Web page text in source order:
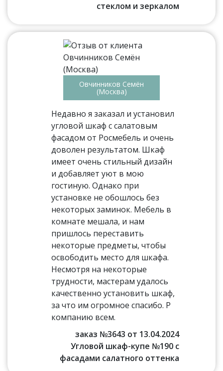
стеклом и зеркалом
Овчинников Семён
(Москва)
Недавно я заказал и установил
угловой шкаф с салатовым
фасадом от Росмебель и очень
доволен результатом. Шкаф
имеет очень стильный дизайн
и добавляет уют в мою
гостиную. Однако при
установке не обошлось без
некоторых заминок. Мебель в
комнате мешала, и нам
пришлось переставить
некоторые предметы, чтобы
освободить место для шкафа.
Несмотря на некоторые
трудности, мастерам удалось
качественно установить шкаф,
за что им огромное спасибо. Р
компанию всем.
заказ №3643 от 13.04.2024
Угловой шкаф-купе №190 с
фасадами салатного оттенка